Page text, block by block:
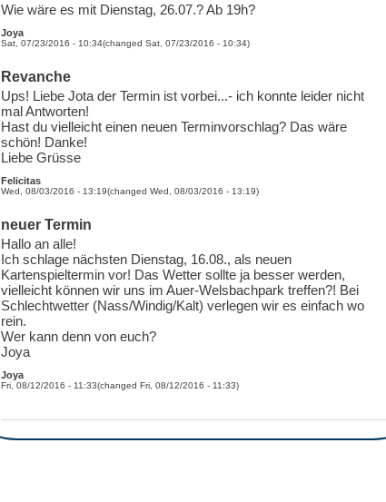
Joya
Sat, 07/23/2016 - 10:34(changed Sat, 07/23/2016 - 10:34)
Wie wäre es mit Dienstag, 26.07.? Ab 19h?
Revanche
Felicitas
Wed, 08/03/2016 - 13:19(changed Wed, 08/03/2016 - 13:19)
Ups! Liebe Jota der Termin ist vorbei...- ich konnte leider nicht
mal Antworten!
Hast du vielleicht einen neuen Terminvorschlag? Das wäre
schön! Danke!
Liebe Grüsse
neuer Termin
Joya
Fri, 08/12/2016 - 11:33(changed Fri, 08/12/2016 - 11:33)
Hallo an alle!
Ich schlage nächsten Dienstag, 16.08., als neuen
Kartenspieltermin vor! Das Wetter sollte ja besser werden,
vielleicht können wir uns im Auer-Welsbachpark treffen?! Bei
Schlechtwetter (Nass/Windig/Kalt) verlegen wir es einfach wo
rein.
Wer kann denn von euch?
Joya